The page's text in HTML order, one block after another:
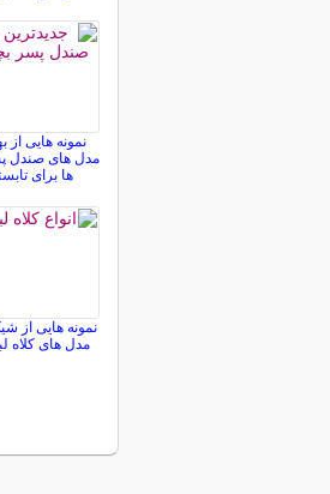
نمونه هایی از
مدل های صندل
ها برای
نمونه هایی از
مدل های کلاه